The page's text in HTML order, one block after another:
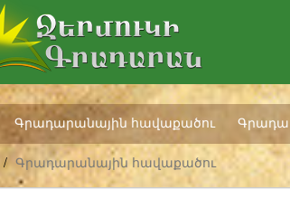
Գրադարանային հավաքածու
Գրադարանային հավաքածու